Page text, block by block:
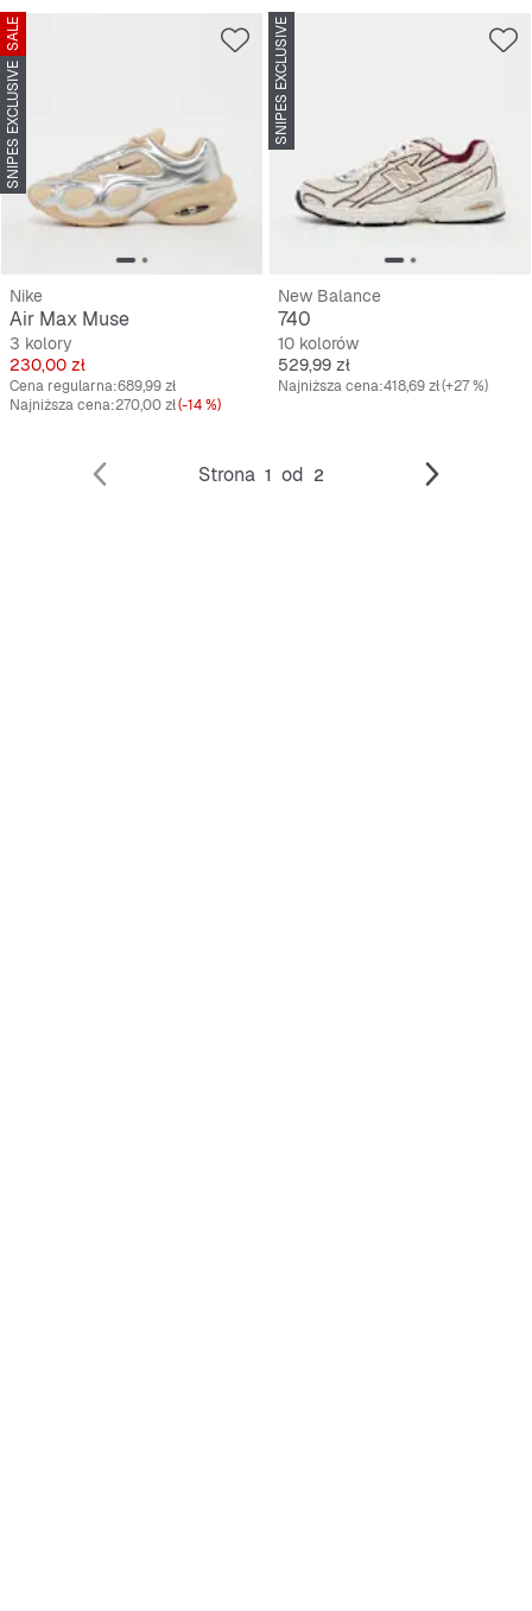
SALE
SNIPES EXCLUSIVE
Nike
Air Max Muse
3 kolory
Cena
230,00 zł
Cena regularna:689,99 zł
Najniższa cena:270,00 zł(-14 %)
SNIPES EXCLUSIVE
New Balance
740
10 kolorów
Cena
529,99 zł
Najniższa cena:418,69 zł(+27 %)
Strona 1 od 2